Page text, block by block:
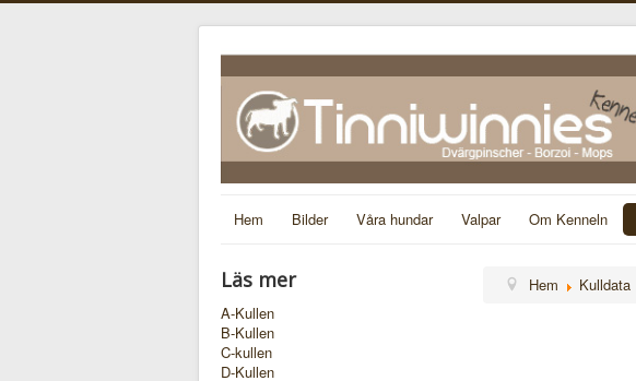
Hem Bilder Våra hundar Valpar Om Kenneln
Läs mer
A-Kullen
B-Kullen
C-kullen
D-Kullen
Hem Kulldata